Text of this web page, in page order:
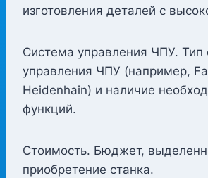
изготовления деталей с
Система управления ЧПУ. Тип
управления ЧПУ (например,
Heidenhain) и наличие
функций.
Стоимость. Бюджет,
приобретение станка.